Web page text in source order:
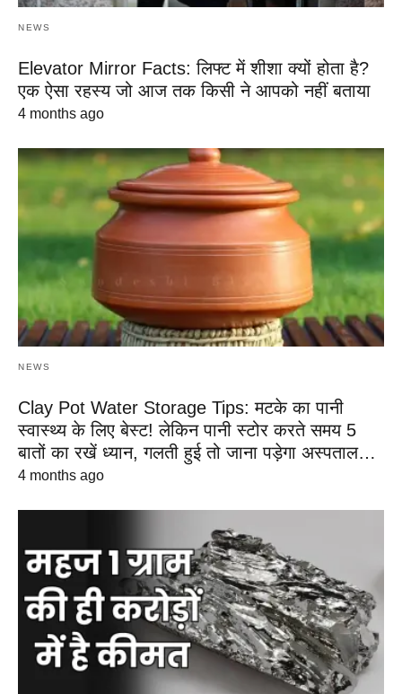
NEWS
Elevator Mirror Facts: लिफ्ट में शीशा क्यों होता है?
एक ऐसा रहस्य जो आज तक किसी ने आपको नहीं बताया
4 months ago
NEWS
Clay Pot Water Storage Tips: मटके का पानी
स्वास्थ्य के लिए बेस्ट! लेकिन पानी स्टोर करते समय 5
बातों का रखें ध्यान, गलती हुई तो जाना पड़ेगा अस्पताल…
4 months ago